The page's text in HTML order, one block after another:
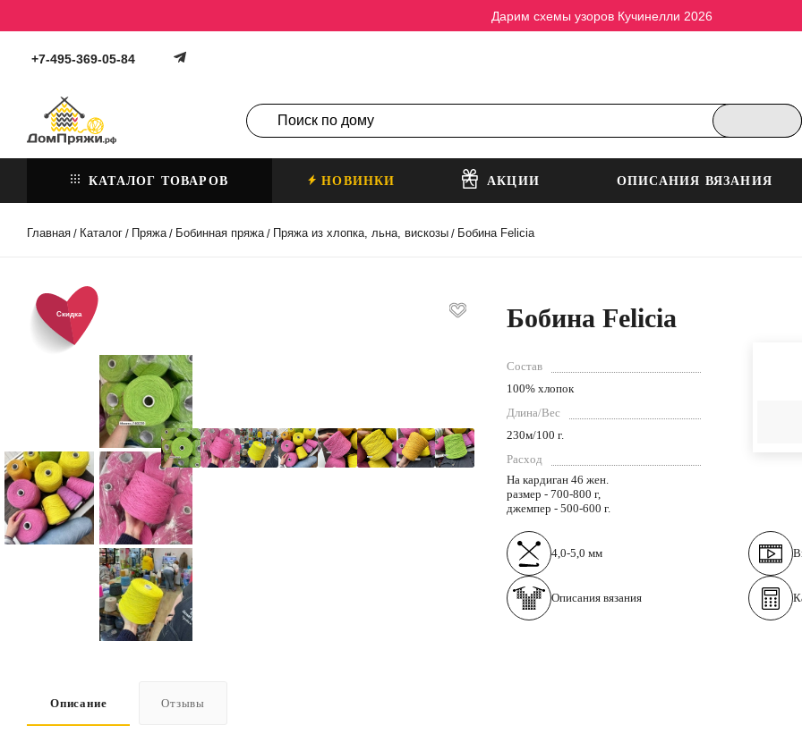
Дарим схемы узоров Кучинелли 2026
+7-495-369-05-84
КАТАЛОГ ТОВАРОВ НОВИНКИ АКЦИИ ОПИСАНИЯ ВЯЗАНИЯ
Главная / Каталог / Пряжа / Бобинная пряжа / Пряжа из хлопка, льна, вискозы / Бобина Felicia
Скидка Бобина Felicia
Состав
100% хлопок
Длина/Вес
230м/100 г.
Расход
На кардиган 46 жен.
размер - 700-800 г,
джемпер - 500-600 г.
4,0-5,0 мм
Описания вязания
Описание Отзывы